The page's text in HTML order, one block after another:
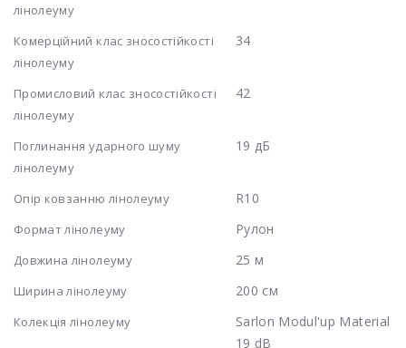
лінолеуму
Комерційний клас зносостійкості
лінолеуму
34
Промисловий клас зносостійкості
лінолеуму
42
Поглинання ударного шуму
лінолеуму
19 дБ
Опір ковзанню лінолеуму R10
Формат лінолеуму Рулон
Довжина лінолеуму 25 м
Ширина лінолеуму 200 см
Колекція лінолеуму
Sarlon Modul'up Material
19 dB